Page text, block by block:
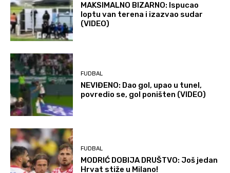
MAKSIMALNO BIZARNO: Ispucao
loptu van terena i izazvao sudar
(VIDEO)
FUDBAL
NEVIĐENO: Dao gol, upao u tunel,
povredio se, gol poništen (VIDEO)
FUDBAL
MODRIĆ DOBIJA DRUŠTVO: Još jedan
Hrvat stiže u Milano!